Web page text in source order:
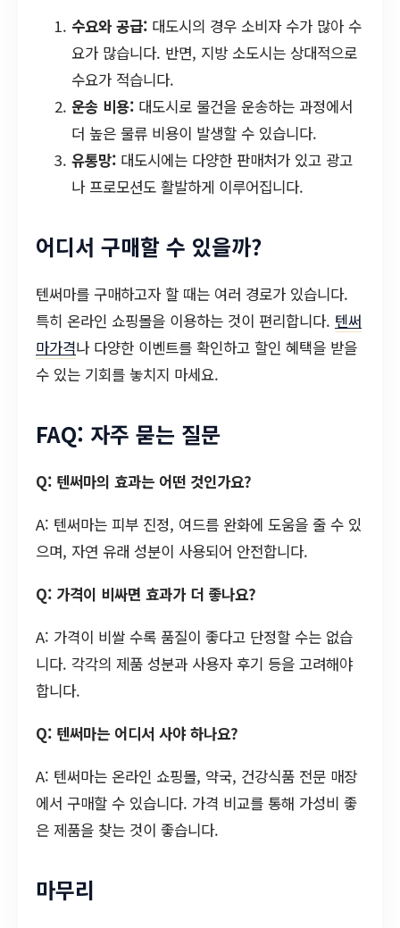
수요와 공급: 대도시의 경우 소비자 수가 많아 수
요가 많습니다. 반면, 지방 소도시는 상대적으로
수요가 적습니다.
운송 비용: 대도시로 물건을 운송하는 과정에서
더 높은 물류 비용이 발생할 수 있습니다.
유통망: 대도시에는 다양한 판매처가 있고 광고
나 프로모션도 활발하게 이루어집니다.
어디서 구매할 수 있을까?
텐써마를 구매하고자 할 때는 여러 경로가 있습니다.
특히 온라인 쇼핑몰을 이용하는 것이 편리합니다. 텐써
마가격나 다양한 이벤트를 확인하고 할인 혜택을 받을
수 있는 기회를 놓치지 마세요.
FAQ: 자주 묻는 질문
Q: 텐써마의 효과는 어떤 것인가요?
A: 텐써마는 피부 진정, 여드름 완화에 도움을 줄 수 있
으며, 자연 유래 성분이 사용되어 안전합니다.
Q: 가격이 비싸면 효과가 더 좋나요?
A: 가격이 비쌀 수록 품질이 좋다고 단정할 수는 없습
니다. 각각의 제품 성분과 사용자 후기 등을 고려해야
합니다.
Q: 텐써마는 어디서 사야 하나요?
A: 텐써마는 온라인 쇼핑몰, 약국, 건강식품 전문 매장
에서 구매할 수 있습니다. 가격 비교를 통해 가성비 좋
은 제품을 찾는 것이 좋습니다.
마무리